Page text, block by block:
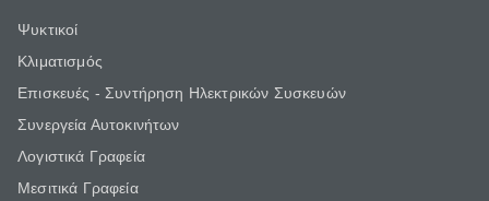
Ψυκτικοί
Κλιματισμός
Επισκευές - Συντήρηση Ηλεκτρικών Συσκευών
Συνεργεία Αυτοκινήτων
Λογιστικά Γραφεία
Μεσιτικά Γραφεία